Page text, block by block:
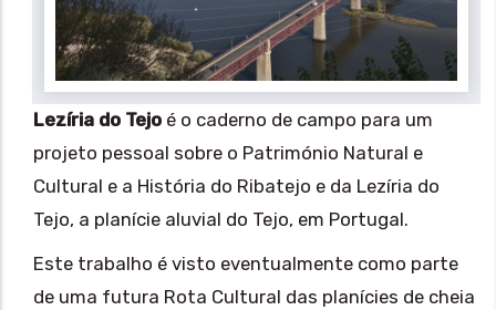
Lezíria do Tejo é o caderno de campo para um
projeto pessoal sobre o Património Natural e
Cultural e a História do Ribatejo e da Lezíria do
Tejo, a planície aluvial do Tejo, em Portugal.
Este trabalho é visto eventualmente como parte
de uma futura Rota Cultural das planícies de cheia